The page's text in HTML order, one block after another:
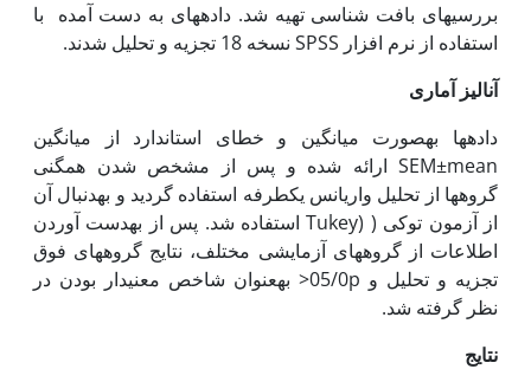
بررسی‏های بافت شناسی تهیه شد. داده‏های به دست آمده با
استفاده از نرم افزار SPSS نسخه 18 تجزیه و تحلیل شدند.
آنالیز آماری
داده‏ها به‏صورت میانگین و خطای استاندارد از میانگین
SEM±mean ارائه شده و پس از مشخص شدن همگنی
گروه‏ها از تحلیل واریانس یک‏طرفه استفاده گردید و به‏دنبال آن
از آزمون توکی ( (Tukey استفاده شد. پس از به‏دست آوردن
اطلاعات از گروه‏های آزمایشی مختلف، نتایج گروه‏های فوق
تجزیه و تحلیل و 05/0p< به‏عنوان شاخص معنی‏دار بودن در
نظر گرفته شد.
نتایج